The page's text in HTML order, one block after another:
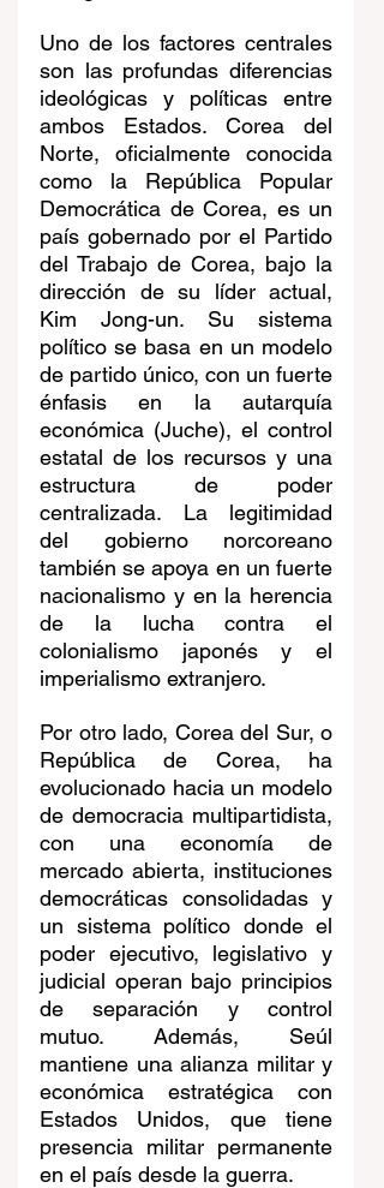
Uno de los factores centrales
son las profundas diferencias
ideológicas y políticas entre
ambos Estados. Corea del
Norte, oficialmente conocida
como la República Popular
Democrática de Corea, es un
país gobernado por el Partido
del Trabajo de Corea, bajo la
dirección de su líder actual,
Kim Jong-un. Su sistema
político se basa en un modelo
de partido único, con un fuerte
énfasis en la autarquía
económica (Juche), el control
estatal de los recursos y una
estructura de poder
centralizada. La legitimidad
del gobierno norcoreano
también se apoya en un fuerte
nacionalismo y en la herencia
de la lucha contra el
colonialismo japonés y el
imperialismo extranjero.
Por otro lado, Corea del Sur, o
República de Corea, ha
evolucionado hacia un modelo
de democracia multipartidista,
con una economía de
mercado abierta, instituciones
democráticas consolidadas y
un sistema político donde el
poder ejecutivo, legislativo y
judicial operan bajo principios
de separación y control
mutuo. Además, Seúl
mantiene una alianza militar y
económica estratégica con
Estados Unidos, que tiene
presencia militar permanente
en el país desde la guerra.